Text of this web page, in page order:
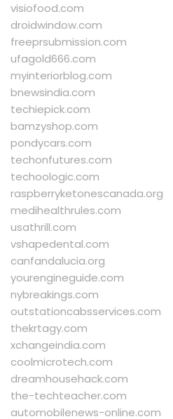
visiofood.com
droidwindow.com
freeprsubmission.com
ufagold666.com
myinteriorblog.com
bnewsindia.com
techiepick.com
bamzyshop.com
pondycars.com
techonfutures.com
techoologic.com
raspberryketonescanada.org
medihealthrules.com
usathrill.com
vshapedental.com
canfandalucia.org
yourengineguide.com
nybreakings.com
outstationcabsservices.com
thekrtagy.com
xchangeindia.com
coolmicrotech.com
dreamhousehack.com
the-techteacher.com
automobilenews-online.com